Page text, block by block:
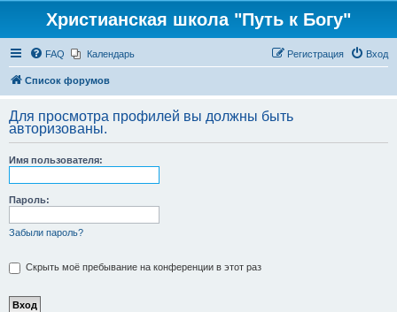
Христианская школа "Путь к Богу"
FAQ Календарь Вход
Регистрация
Список форумов
Для просмотра профилей вы должны быть
авторизованы.
Имя пользователя:
Пароль:
Забыли пароль?
Скрыть моё пребывание на конференции в этот раз